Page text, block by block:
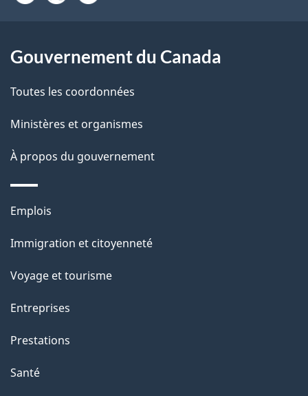
Gouvernement du Canada
Toutes les coordonnées
Ministères et organismes
À propos du gouvernement
Thèmes
sujets
Emplois
Immigration et citoyenneté
Voyage et tourisme
Entreprises
Prestations
Santé